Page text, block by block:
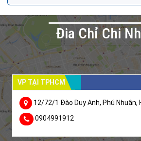
Đia Chỉ Chi
VP TẠI TPHCM
12/72/1 Đào Duy Anh, Phú Nhuận,
0904991912